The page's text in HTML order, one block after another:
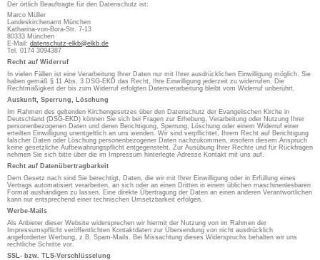
Der örtlich Beauftragte für den Datenschutz ist:
Marco Müller
Landeskirchenamt München
Katharina-von-Bora-Str. 7-13
80333 München
E-Mail: datenschutz-elkb@elkb.de
Tel. 0174 3094387
Recht auf Widerruf
In vielen Fällen ist eine Verarbeitung Ihrer Daten nur mit Ihrer ausdrücklichen Einwilligung möglich. Sie
haben gemäß § 11 Abs. 3 DSG-EKD das Recht, Ihre Einwilligung jederzeit zu widerrufen. Die
Rechtmäßigkeit der bis zum Widerruf erfolgten Datenverarbeitung bleibt vom Widerruf unberührt.
Auskunft, Sperrung, Löschung
Im Rahmen des geltenden Kirchengesetzes über den Datenschutz der Evangelischen Kirche in
Deutschland (DSG-EKD) können Sie sich bei Fragen zur Erhebung, Verarbeitung oder Nutzung Ihrer
personenbezogenen Daten und deren Berichtigung, Sperrung, Löschung oder einem Widerruf einer
erteilten Einwilligung unentgeltlich an uns wenden. Wir sind verpflichtet, Ihrem Recht auf Berichtigung
falscher Daten oder Löschung personenbezogener Daten nachzukommen, insofern diesem Anspruch
keine gesetzliche Aufbewahrungspflicht entgegensteht. Zur Ausübung Ihrer Rechte und für Rückfragen
nehmen Sie sich bitte über die im Impressum hinterlegte Adresse Kontakt mit uns auf.
Recht auf Datenübertragbarkeit
Dem Gesetz nach sind Sie berechtigt, Daten, die wir mit Ihrer Einwilligung oder in Erfüllung eines
Vertrags automatisiert verarbeiten, an sich oder an einen Dritten in einem üblichen maschinenlesbaren
Format aushändigen zu lassen. Eine direkte Übertragung der Daten an einen anderen Verantwortlichen
kann nur entsprechend einer technischen Umsetzbarkeit erfolgen.
Werbe-Mails
Als Anbieter dieser Website widersprechen wir hiermit der Nutzung von im Rahmen der
Impressumspflicht veröffentlichten Kontaktdaten zur Übersendung von nicht ausdrücklich
angeforderter Werbung, z.B. Spam-Mails. Bei Missachtung dieses Widerspruchs behalten wir uns
rechtliche Schritte vor.
SSL- bzw. TLS-Verschlüsselung